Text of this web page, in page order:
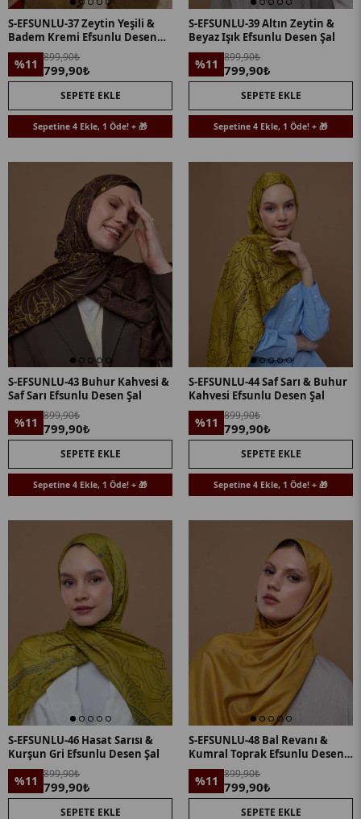
S-EFSUNLU-37 Zeytin Yeşili &
Badem Kremi Efsunlu Desen
Şal
%11 899,90₺
799,90₺
SEPETE EKLE
Sepetine 4 Ekle, 1 Öde! + 🎁
S-EFSUNLU-39 Altın Zeytin &
Beyaz Işık Efsunlu Desen Şal
%11 899,90₺
799,90₺
SEPETE EKLE
Sepetine 4 Ekle, 1 Öde! + 🎁
S-EFSUNLU-43 Buhur Kahvesi &
Saf Sarı Efsunlu Desen Şal
%11 899,90₺
799,90₺
SEPETE EKLE
Sepetine 4 Ekle, 1 Öde! + 🎁
S-EFSUNLU-44 Saf Sarı & Buhur
Kahvesi Efsunlu Desen Şal
%11 899,90₺
799,90₺
SEPETE EKLE
Sepetine 4 Ekle, 1 Öde! + 🎁
S-EFSUNLU-46 Hasat Sarısı &
Kurşun Gri Efsunlu Desen Şal
%11 899,90₺
799,90₺
SEPETE EKLE
S-EFSUNLU-48 Bal Revanı &
Kumral Toprak Efsunlu Desen
Şal
%11 899,90₺
799,90₺
SEPETE EKLE